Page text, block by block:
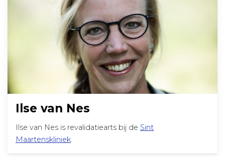
Ilse van Nes
Ilse van Nes is revalidatiearts bij de Sint
Maartenskliniek.